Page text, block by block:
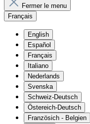
Fermer le menu
Français
English
Español
Français
Italiano
Nederlands
Svenska
Schweiz-Deutsch
Östereich-Deutsch
Französich - Belgien